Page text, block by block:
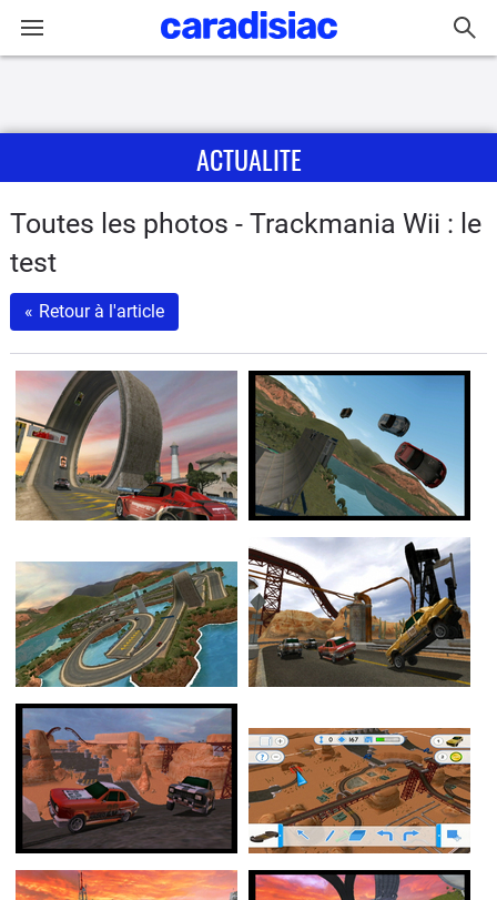
Actu
Essais
Guide
d'achat
Electriques
Utilitaires
Flottes
Services
Forum
Moto
Marques
ACTUALITE
Toutes les photos - Trackmania Wii : le
test
« Retour à l'article